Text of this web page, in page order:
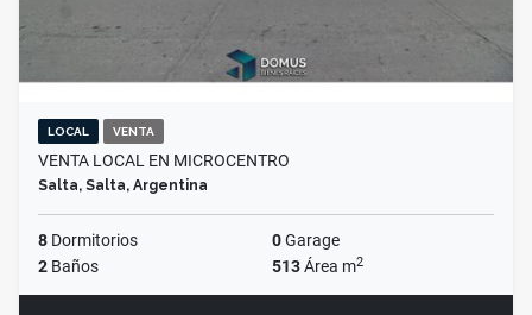
LOCAL VENTA
VENTA LOCAL EN MICROCENTRO
Salta, Salta, Argentina
8 Dormitorios 0Garage
2 Baños 513Área m2